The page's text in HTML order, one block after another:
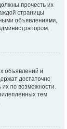
прочесть их
страницы
объявлениями,
объявлений и
достаточно
по возможности.
тем